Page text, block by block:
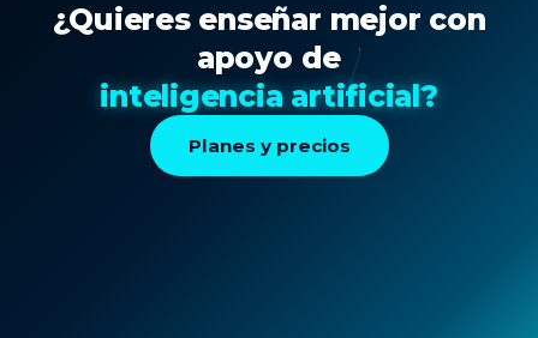
¿Quieres enseñar mejor con
apoyo de
inteligencia artificial?
Planes y precios